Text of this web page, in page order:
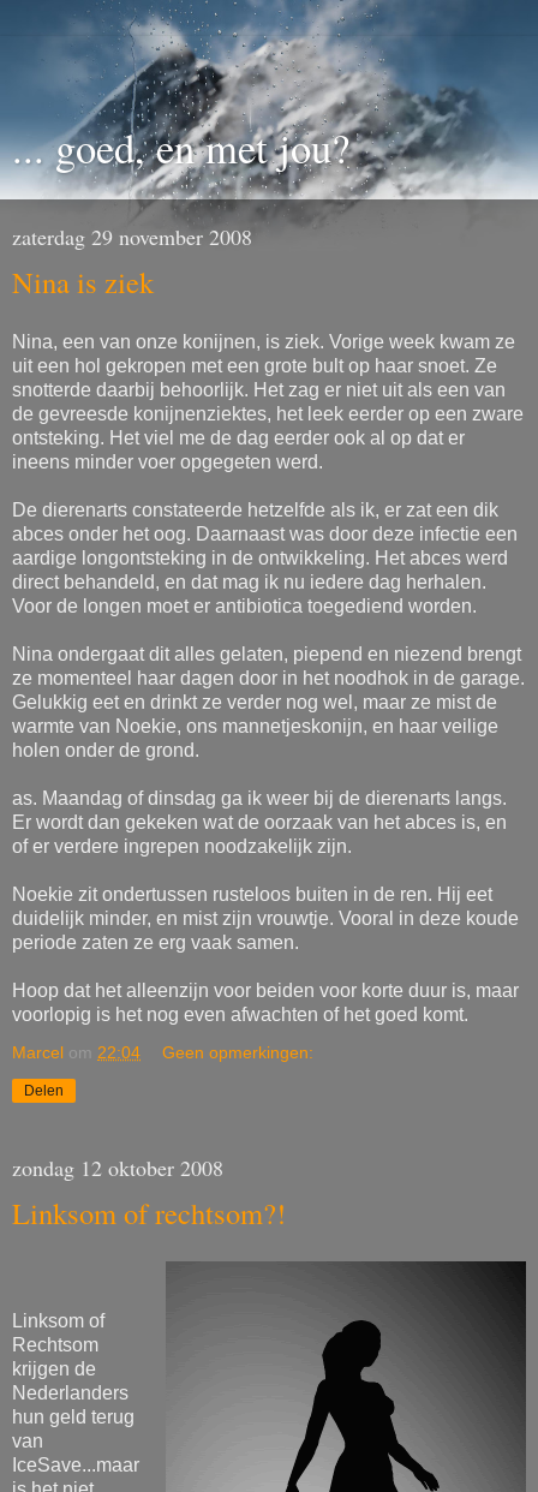
... goed, en met jou?
zaterdag 29 november 2008
Nina is ziek
Nina, een van onze konijnen, is ziek. Vorige week kwam ze
uit een hol gekropen met een grote bult op haar snoet. Ze
snotterde daarbij behoorlijk. Het zag er niet uit als een van
de gevreesde konijnenziektes, het leek eerder op een zware
ontsteking. Het viel me de dag eerder ook al op dat er
ineens minder voer opgegeten werd.
De dierenarts constateerde hetzelfde als ik, er zat een dik
abces onder het oog. Daarnaast was door deze infectie een
aardige longontsteking in de ontwikkeling. Het abces werd
direct behandeld, en dat mag ik nu iedere dag herhalen.
Voor de longen moet er antibiotica toegediend worden.
Nina ondergaat dit alles gelaten, piepend en niezend brengt
ze momenteel haar dagen door in het noodhok in de garage.
Gelukkig eet en drinkt ze verder nog wel, maar ze mist de
warmte van Noekie, ons mannetjeskonijn, en haar veilige
holen onder de grond.
as. Maandag of dinsdag ga ik weer bij de dierenarts langs.
Er wordt dan gekeken wat de oorzaak van het abces is, en
of er verdere ingrepen noodzakelijk zijn.
Noekie zit ondertussen rusteloos buiten in de ren. Hij eet
duidelijk minder, en mist zijn vrouwtje. Vooral in deze koude
periode zaten ze erg vaak samen.
Hoop dat het alleenzijn voor beiden voor korte duur is, maar
voorlopig is het nog even afwachten of het goed komt.
Marcel om 22:04 Geen opmerkingen:
Delen
zondag 12 oktober 2008
Linksom of rechtsom?!
Linksom of
Rechtsom
krijgen de
Nederlanders
hun geld terug
van
IceSave...maar